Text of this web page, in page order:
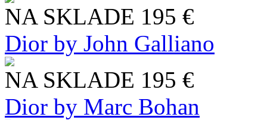
NA SKLADE 195 €
Dior by John Galliano
NA SKLADE 195 €
Dior by Marc Bohan